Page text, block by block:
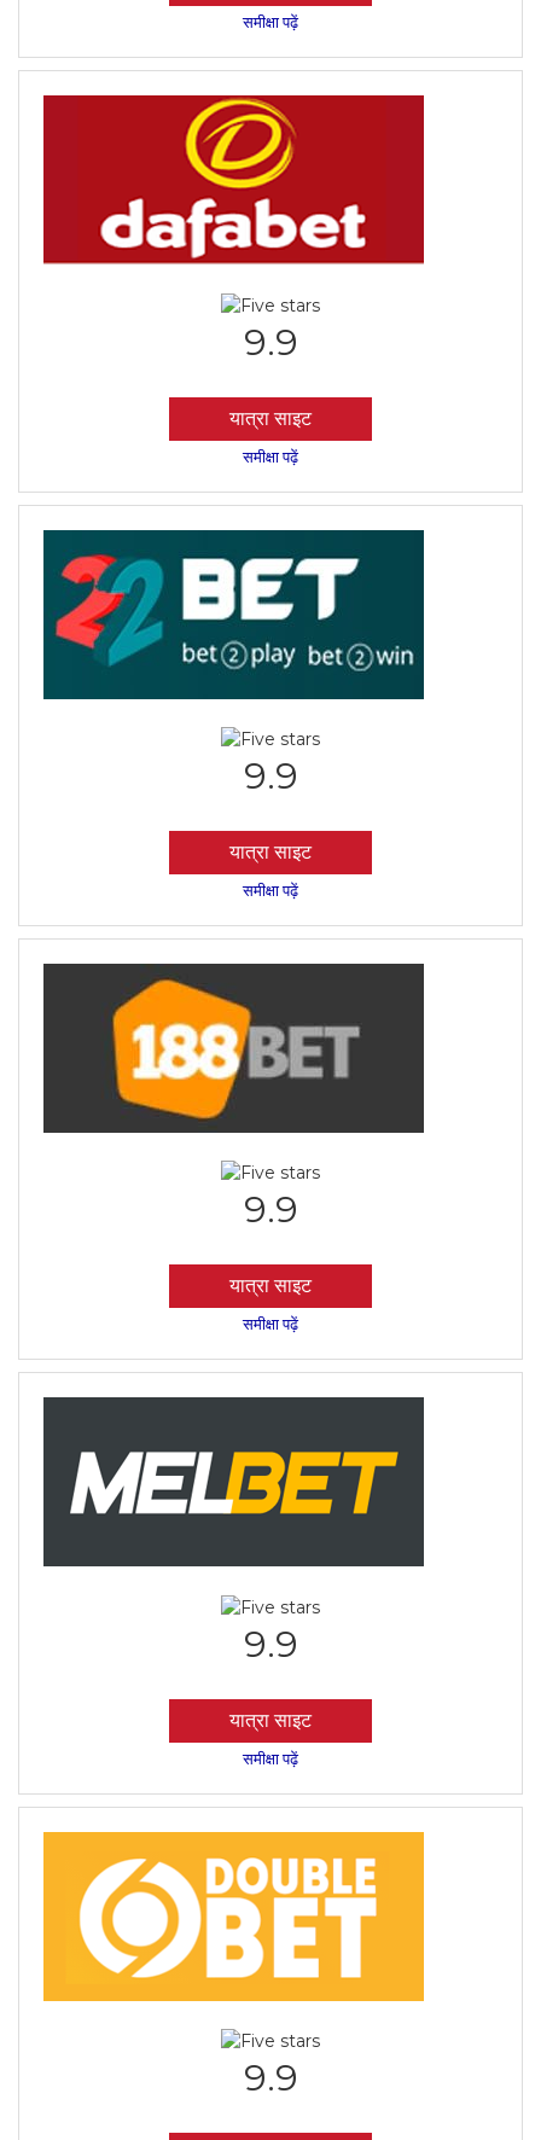
समीक्षा पढ़ें
9.9
यात्रा साइट
समीक्षा पढ़ें
9.9
यात्रा साइट
समीक्षा पढ़ें
9.9
यात्रा साइट
समीक्षा पढ़ें
9.9
यात्रा साइट
समीक्षा पढ़ें
9.9